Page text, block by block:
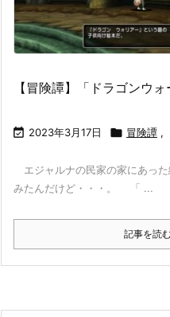
【冒険譚】「ドラゴンウ
 2023年3月17日  冒険譚 ,
エジャルナの民家の家にあっ
みたんだけど・・・。 「 ...
記事を読